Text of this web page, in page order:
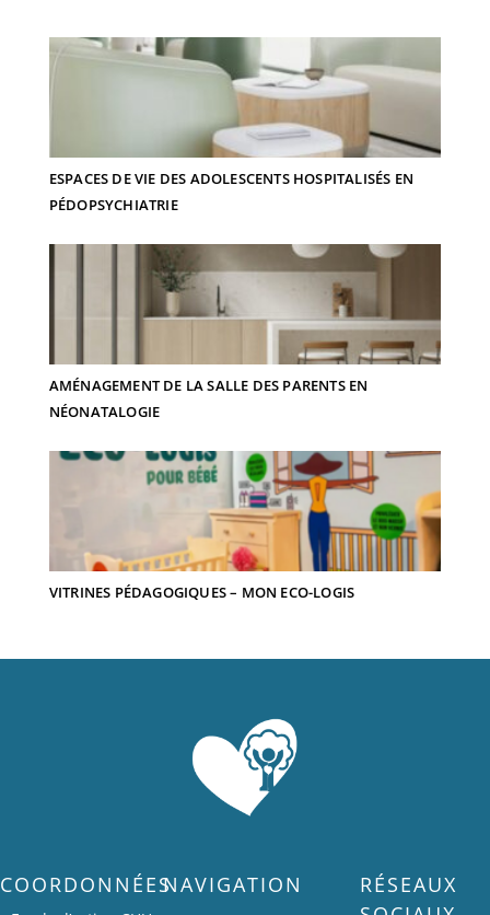
ESPACES DE VIE DES ADOLESCENTS HOSPITALISÉS EN
PÉDOPSYCHIATRIE
AMÉNAGEMENT DE LA SALLE DES PARENTS EN
NÉONATALOGIE
VITRINES PÉDAGOGIQUES – MON ECO-LOGIS
COORDONNÉESNAVIGATION
RÉSEAUX